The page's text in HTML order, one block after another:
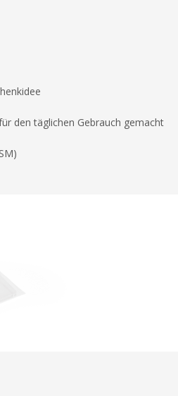
den täglichen Gebrauch gemacht